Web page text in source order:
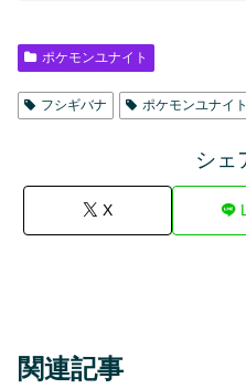
ポケモンユナイト
フシギバナ ポケモンユナイト
シェ
X
関連記事